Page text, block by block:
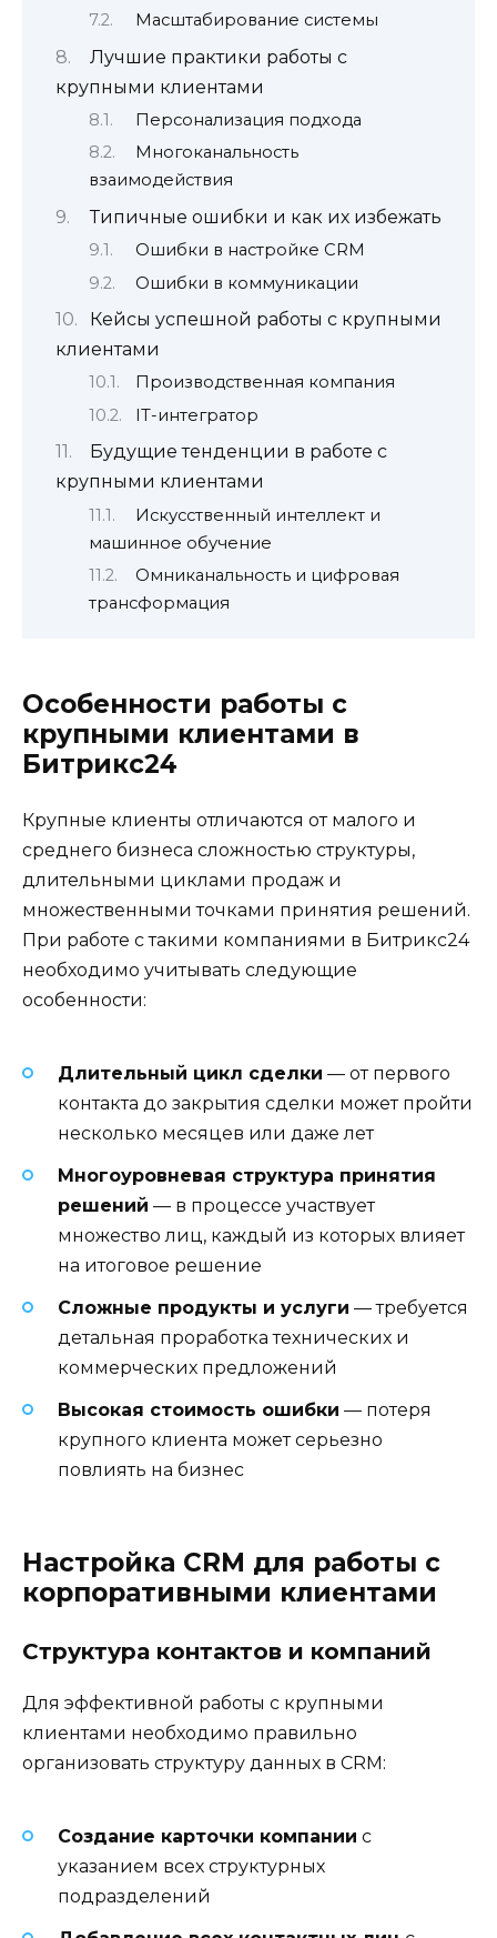
Масштабирование системы
Лучшие практики работы с
крупными клиентами
Персонализация подхода
Многоканальность
взаимодействия
Типичные ошибки и как их избежать
Ошибки в настройке CRM
Ошибки в коммуникации
Кейсы успешной работы с крупными
клиентами
Производственная компания
IT-интегратор
Будущие тенденции в работе с
крупными клиентами
Искусственный интеллект и
машинное обучение
Омниканальность и цифровая
трансформация
Особенности работы с
крупными клиентами в
Битрикс24
Крупные клиенты отличаются от малого и
среднего бизнеса сложностью структуры,
длительными циклами продаж и
множественными точками принятия решений.
При работе с такими компаниями в Битрикс24
необходимо учитывать следующие
особенности:
Длительный цикл сделки — от первого
контакта до закрытия сделки может пройти
несколько месяцев или даже лет
Многоуровневая структура принятия
решений — в процессе участвует
множество лиц, каждый из которых влияет
на итоговое решение
Сложные продукты и услуги — требуется
детальная проработка технических и
коммерческих предложений
Высокая стоимость ошибки — потеря
крупного клиента может серьезно
повлиять на бизнес
Настройка CRM для работы с
корпоративными клиентами
Структура контактов и компаний
Для эффективной работы с крупными
клиентами необходимо правильно
организовать структуру данных в CRM:
Создание карточки компании с
указанием всех структурных
подразделений